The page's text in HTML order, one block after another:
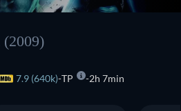
(2009)
7.9 (640k) TP 2h 7min